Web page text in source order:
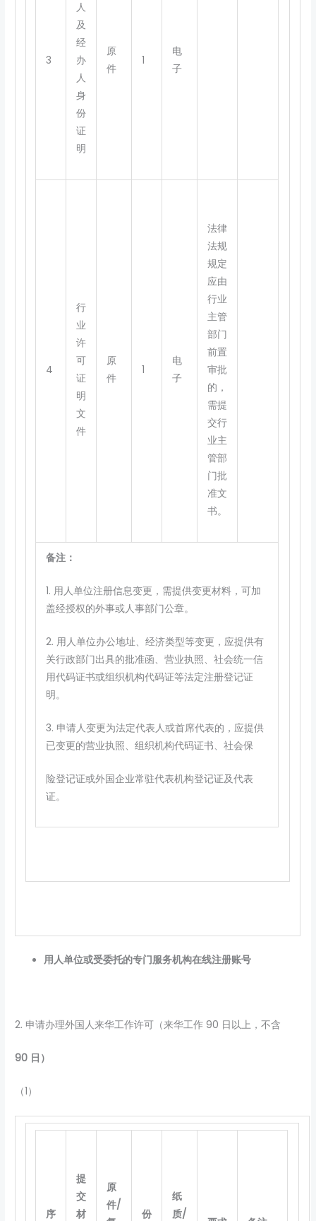
3
人
及
经
办
人
身
份
证
明
原
件
1
电
子
4
行
业
许
可
证
明
文
件
原
件
1
电
子
法律
法规
规定
应由
行业
主管
部门
前置
审批
的，
需提
交行
业主
管部
门批
准文
书。
备注：
1. 用人单位注册信息变更，需提供变更材料，可加
盖经授权的外事或人事部门公章。
2. 用人单位办公地址、经济类型等变更，应提供有
关行政部门出具的批准函、营业执照、社会统一信
用代码证书或组织机构代码证等法定注册登记证
明。
3. 申请人变更为法定代表人或首席代表的，应提供
已变更的营业执照、组织机构代码证书、社会保
险登记证或外国企业常驻代表机构登记证及代表
证。
用人单位或受委托的专门服务机构在线注册账号
2. 申请办理外国人来华工作许可（来华工作 90 日以上，不含
90 日）
（1）
序
提
交
材
原
件/
份
纸
质/